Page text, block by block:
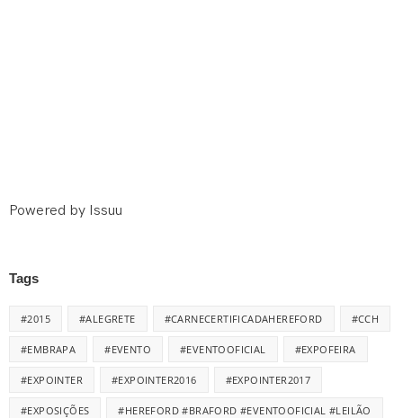
Powered by Issuu
Tags
#2015 #ALEGRETE #CARNECERTIFICADAHEREFORD #CCH
#EMBRAPA #EVENTO #EVENTOOFICIAL #EXPOFEIRA
#EXPOINTER #EXPOINTER2016 #EXPOINTER2017
#EXPOSIÇÕES #HEREFORD #BRAFORD #EVENTOOFICIAL #LEILÃO